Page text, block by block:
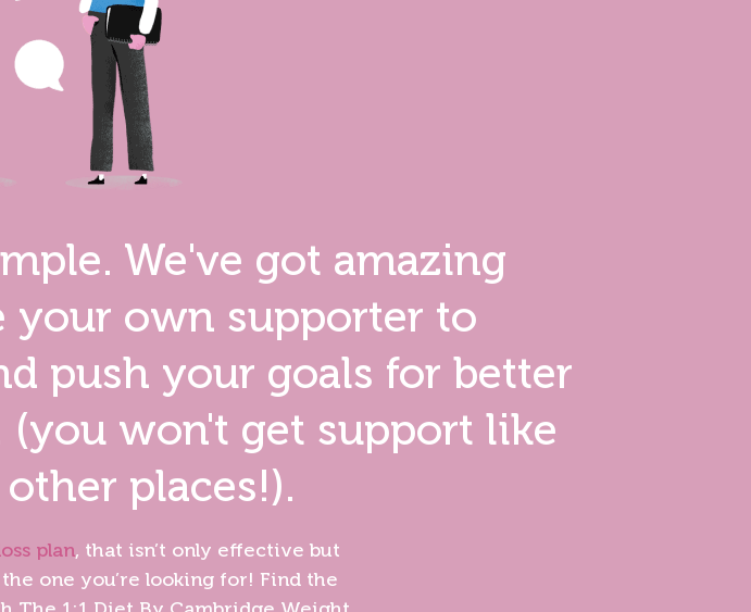
We've got amazing
your own supporter to
push your goals for better
won't get support like
places!).
plan, that isn’t only effective but
one you’re looking for! Find the